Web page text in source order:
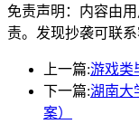
免责声明：内容由
责。发现抄袭可联
上一篇:游戏类
下一篇:湖南大
案）